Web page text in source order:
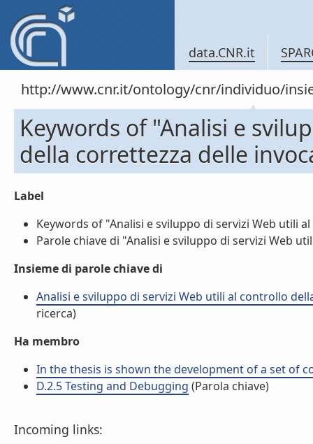
data.CNR.it
http://www.cnr.it/ontology/cnr/individuo/
Keywords of "Analisi e
della correttezza delle
Label
Keywords of "Analisi e sviluppo di servizi Web utili
Parole chiave di "Analisi e sviluppo di servizi Web
Insieme di parole chiave di
Analisi e sviluppo di servizi Web utili al controllo
ricerca)
Ha membro
In the thesis is shown the development of a set of
D.2.5 Testing and Debugging (Parola chiave)
Incoming links: